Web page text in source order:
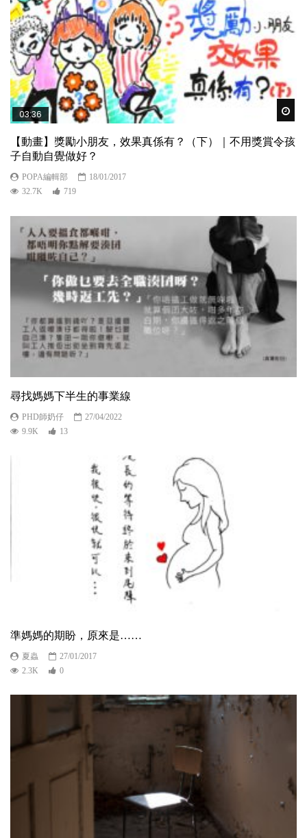
03:36
【動畫】獎勵小朋友，效果真係有？（下）｜不用獎賞令孩
子自動自覺做好？
POPA編輯部
18/01/2017
32.7K
719
尋找媽媽下半生的事業線
PHD師奶仔
27/04/2022
9.9K
13
準媽媽的期盼，原來是……
夏蟲
27/01/2017
2.3K
0